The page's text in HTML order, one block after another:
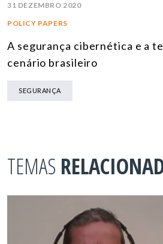
31 DEZEMBRO 2020
POLICY PAPERS
A segurança cibernética e a
cenário brasileiro
SEGURANÇA
TEMAS